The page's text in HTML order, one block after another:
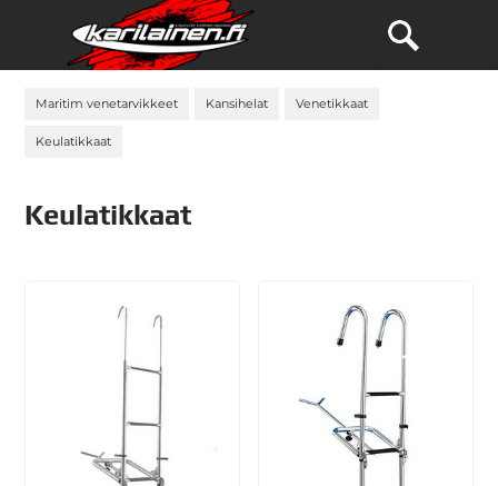
Maritim venetarvikkeet Kansihelat Venetikkaat
Keulatikkaat
Keulatikkaat